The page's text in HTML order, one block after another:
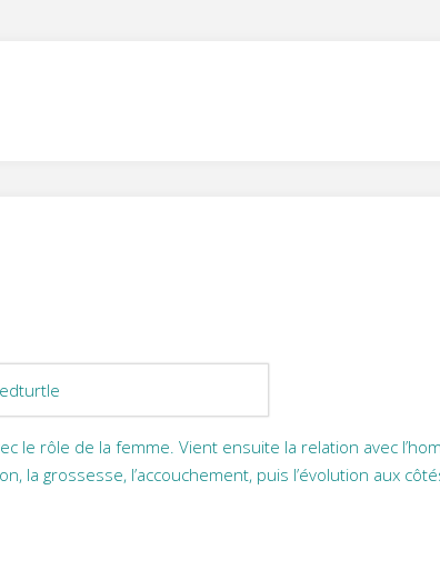
le rôle de la femme. Vient ensuite la relation avec
la grossesse, l’accouchement, puis l’évolution aux